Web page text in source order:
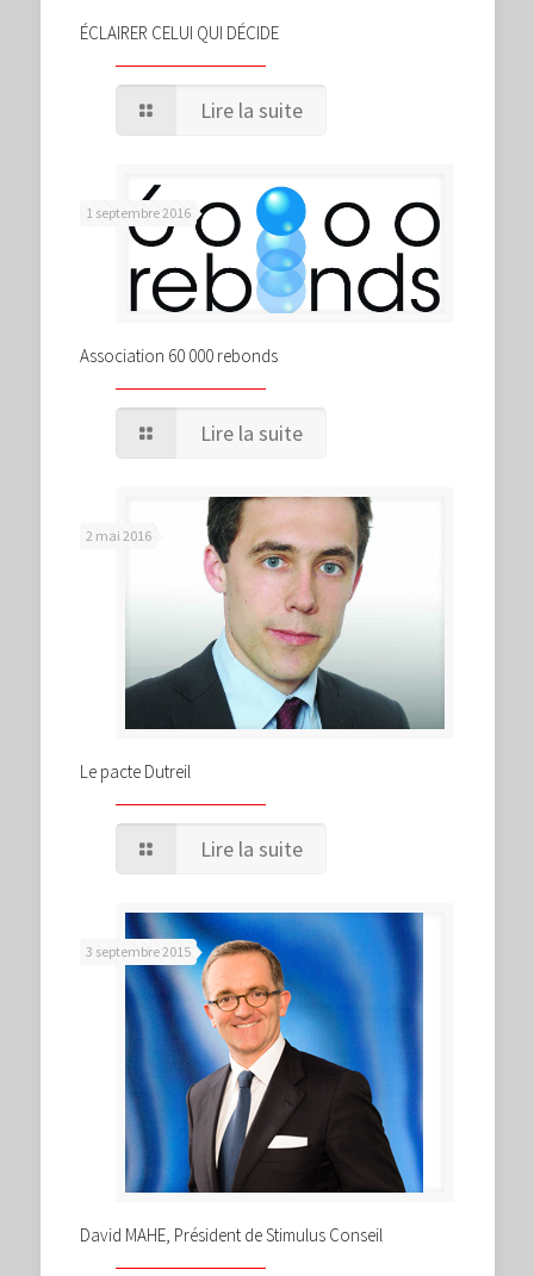
ÉCLAIRER CELUI QUI DÉCIDE
Lire la suite
1 septembre 2016
Association 60 000 rebonds
Lire la suite
2 mai 2016
Le pacte Dutreil
Lire la suite
3 septembre 2015
David MAHE, Président de Stimulus Conseil